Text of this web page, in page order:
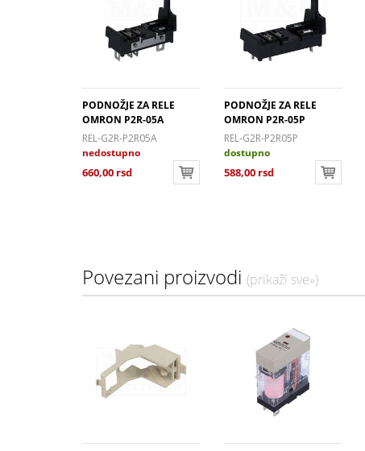
PODNOŽJE ZA RELE
OMRON P2R-05A
REL-G2R-P2R05A
nedostupno
660,00 rsd
PODNOŽJE ZA RELE
OMRON P2R-05P
REL-G2R-P2R05P
dostupno
588,00 rsd
Povezani proizvodi (prikaži sve»)